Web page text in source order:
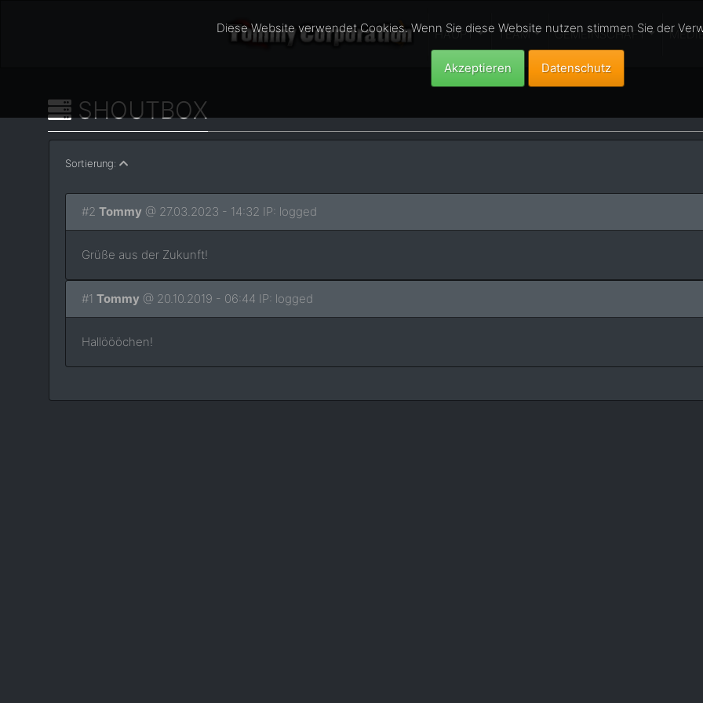
HAUPT TEAM GEMEINSCHAFT
SHOUTBOX
Sortierung:
#2 Tommy @ 27.03.2023 - 14:32 IP: logged
Grüße aus der Zukunft!
#1 Tommy @ 20.10.2019 - 06:44 IP: logged
Hallöööchen!
Diese Website verwendet Cookies. Wenn Sie diese Website nutzen stimmen Sie der
Akzeptieren Datenschutz